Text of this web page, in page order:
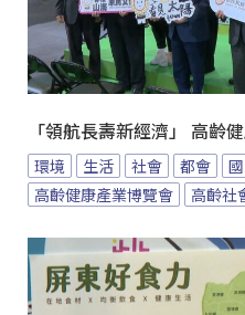
「領航長壽新經濟」 高齡
環境 生活 社會 都會
高齡健康產業博覽會
高齡社